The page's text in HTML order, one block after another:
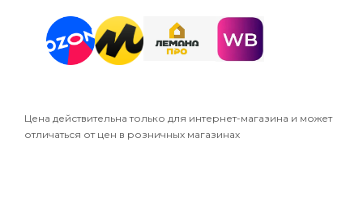
Цена действительна только для интернет-магазина и может
отличаться от цен в розничных магазинах